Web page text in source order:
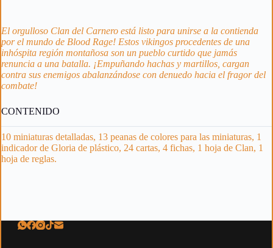
El orgulloso Clan del Carnero está listo para unirse a la contienda
por el mundo de Blood Rage! Estos vikingos procedentes de una
inhóspita región montañosa son un pueblo curtido que jamás
renuncia a una batalla. ¡Empuñando hachas y martillos, cargan
contra sus enemigos abalanzándose con denuedo hacia el fragor del
combate!
CONTENIDO
10 miniaturas detalladas, 13 peanas de colores para las miniaturas, 1
indicador de Gloria de plástico, 24 cartas, 4 fichas, 1 hoja de Clan, 1
hoja de reglas.